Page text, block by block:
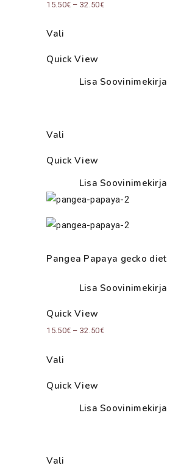
15.50€ – 32.50€Price
Vali
Quick View
Lisa Soovinimekirja
Vali
Quick View
Lisa Soovinimekirja
Pangea Papaya gecko diet
Lisa Soovinimekirja
Quick View
15.50€ – 32.50€Price
Vali
Quick View
Lisa Soovinimekirja
Vali